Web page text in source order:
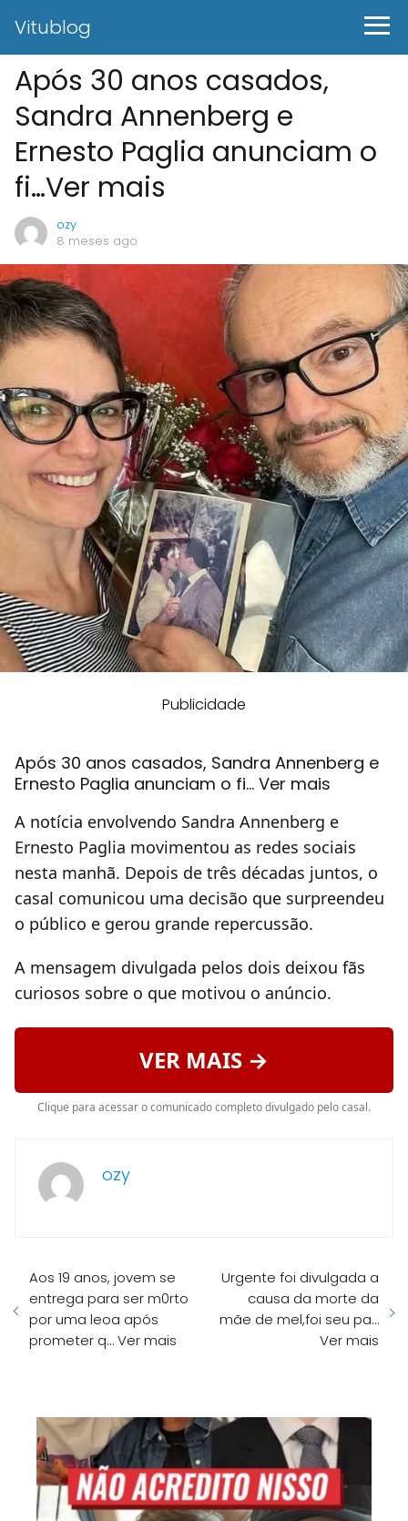
Vitublog
Após 30 anos casados,
Sandra Annenberg e
Ernesto Paglia anunciam o
fi…Ver mais
ozy
8 meses ago
Publicidade
Após 30 anos casados, Sandra Annenberg e
Ernesto Paglia anunciam o fi… Ver mais
A notícia envolvendo Sandra Annenberg e
Ernesto Paglia movimentou as redes sociais
nesta manhã. Depois de três décadas juntos, o
casal comunicou uma decisão que surpreendeu
o público e gerou grande repercussão.
A mensagem divulgada pelos dois deixou fãs
curiosos sobre o que motivou o anúncio.
VER MAIS →
Clique para acessar o comunicado completo divulgado pelo casal.
ozy
Aos 19 anos, jovem se
entrega para ser m0rto
por uma leoa após
prometer q… Ver mais
Urgente foi divulgada a
causa da morte da
mãe de mel,foi seu pa…
Ver mais